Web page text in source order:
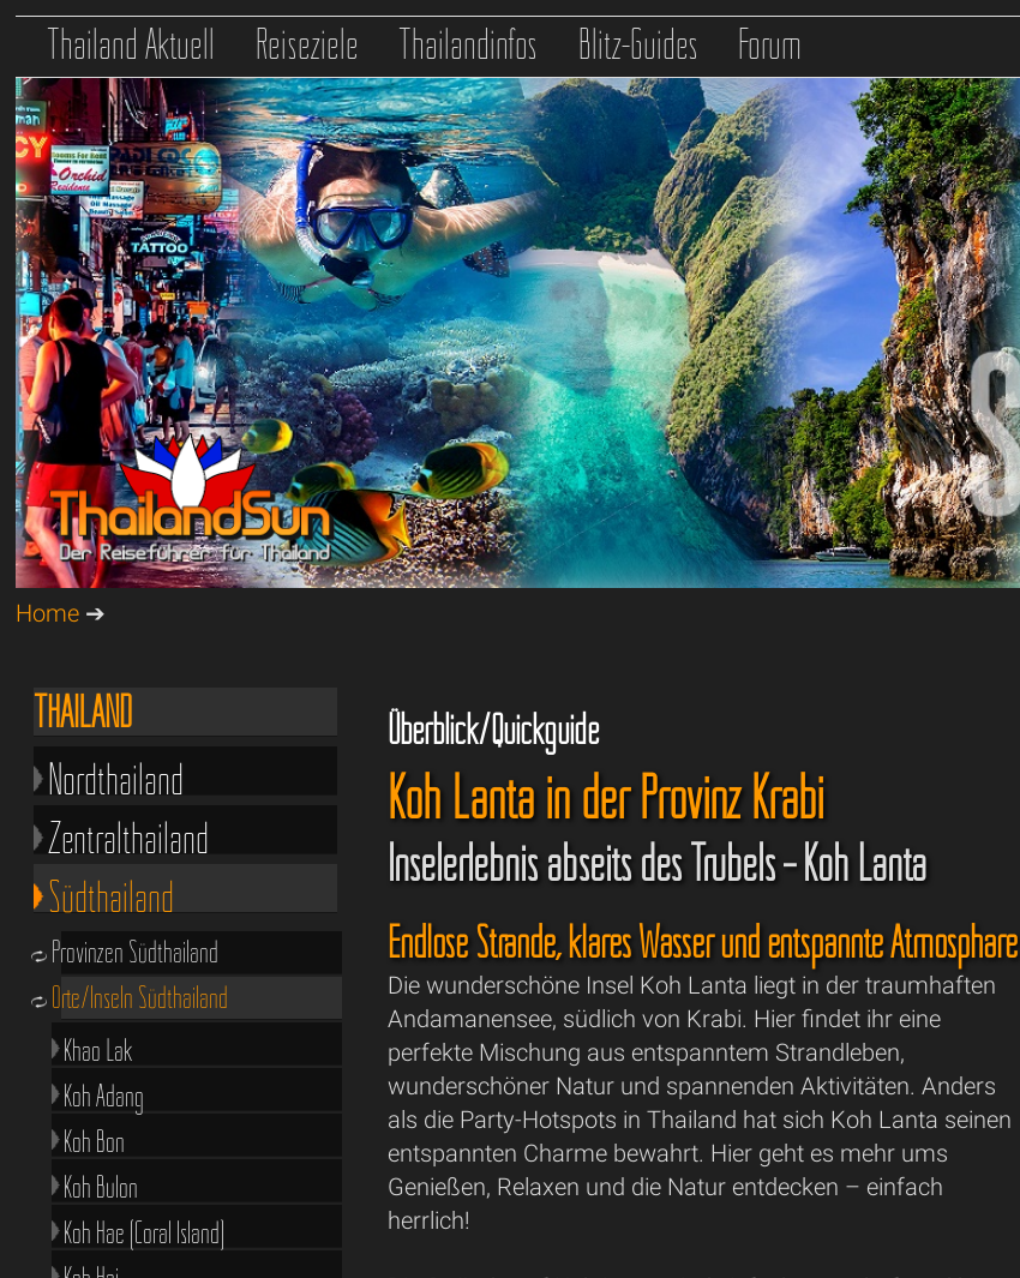
Thailand Aktuell Reiseziele Thailandinfos Blitz-Guides Forum
Home ➔
Überblick/Quickguide
Koh Lanta in der Provinz Krabi
Inselerlebnis abseits des Trubels – Koh Lanta
Endlose Strände, klares Wasser und entspannte Atmosphäre
Die wunderschöne Insel Koh Lanta liegt in der traumhaften
Andamanensee, südlich von Krabi. Hier findet ihr eine
perfekte Mischung aus entspanntem Strandleben,
wunderschöner Natur und spannenden Aktivitäten. Anders
als die Party-Hotspots in Thailand hat sich Koh Lanta seinen
entspannten Charme bewahrt. Hier geht es mehr ums
Genießen, Relaxen und die Natur entdecken – einfach
herrlich!
THAILAND
Nordthailand
Zentralthailand
Südthailand
Provinzen Südthailand
Orte/Inseln Südthailand
Khao Lak
Koh Adang
Koh Bon
Koh Bulon
Koh Hae (Coral Island)